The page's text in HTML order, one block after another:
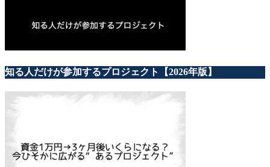
知る人だけが参加するプロジェクト【2026年版】